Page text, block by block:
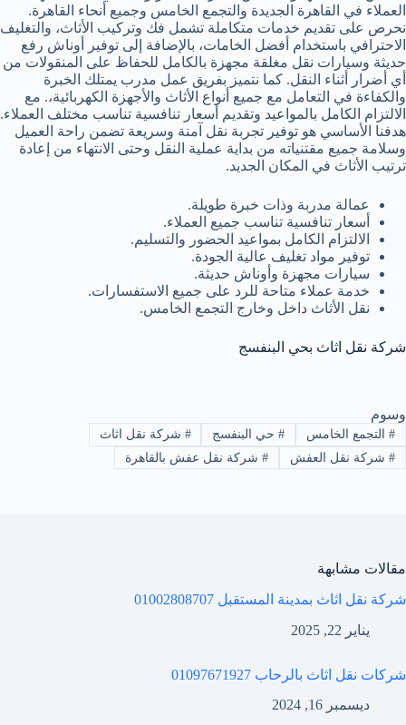
العملاء في القاهرة الجديدة والتجمع الخامس وجميع أنحاء القاهرة.
نحرص على تقديم خدمات متكاملة تشمل فك وتركيب الأثاث، والتغليف
الاحترافي باستخدام أفضل الخامات، بالإضافة إلى توفير أوناش رفع
حديثة وسيارات نقل مغلقة مجهزة بالكامل للحفاظ على المنقولات من
أي أضرار أثناء النقل. كما نتميز بفريق عمل مدرب يمتلك الخبرة
والكفاءة في التعامل مع جميع أنواع الأثاث والأجهزة الكهربائية،. مع
الالتزام الكامل بالمواعيد وتقديم أسعار تنافسية تناسب مختلف العملاء.
هدفنا الأساسي هو توفير تجربة نقل آمنة وسريعة تضمن راحة العميل
وسلامة جميع مقتنياته من بداية عملية النقل وحتى الانتهاء من إعادة
ترتيب الأثاث في المكان الجديد.
عمالة مدربة وذات خبرة طويلة.
أسعار تنافسية تناسب جميع العملاء.
الالتزام الكامل بمواعيد الحضور والتسليم.
توفير مواد تغليف عالية الجودة.
سيارات مجهزة وأوناش حديثة.
خدمة عملاء متاحة للرد على جميع الاستفسارات.
نقل الأثاث داخل وخارج التجمع الخامس.
شركة نقل اثاث بحي البنفسج
وسوم
#التجمع الخامس #حي البنفسج # شركة نقل اثاث
#شركة نقل العفش #شركة نقل عفش بالقاهرة
مقالات مشابهة
شركة نقل اثاث بمدينة المستقبل 01002808707
يناير 22, 2025
شركات نقل اثاث بالرحاب 01097671927
ديسمبر 16, 2024